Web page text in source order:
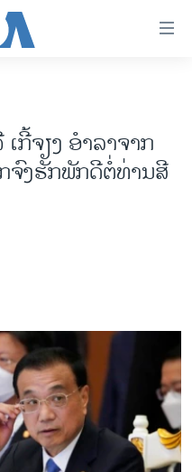
2024
ກີ້ຈຽງ ອຳລາຈາກ
ຈົງຮັກພັກດີຕໍ່ທ່ານສີ